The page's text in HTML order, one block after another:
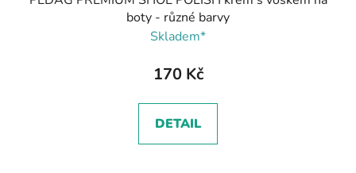
boty - různé barvy
Skladem*
170 Kč
DETAIL